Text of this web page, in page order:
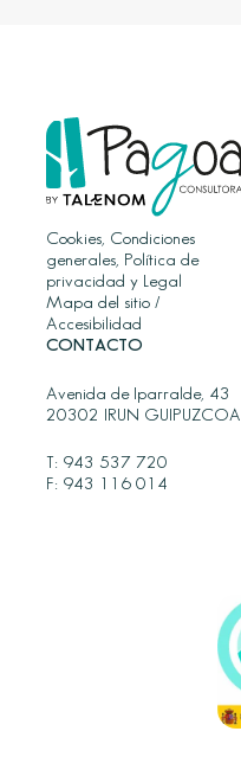
Cookies, Condiciones
generales, Política de
privacidad y Legal
Mapa del sitio /
Accesibilidad
CONTACTO
Avenida de Iparralde, 43
20302 IRUN GUIPUZCOA
T: 943 537 720
F: 943 116 014